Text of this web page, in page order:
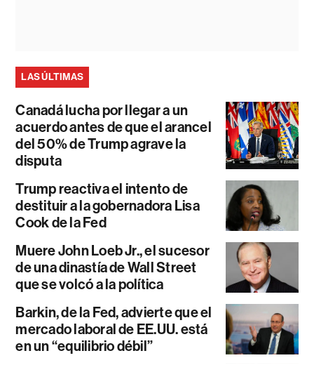
LAS ÚLTIMAS
Canadá lucha por llegar a un
acuerdo antes de que el arancel
del 50% de Trump agrave la
disputa
Trump reactiva el intento de
destituir a la gobernadora Lisa
Cook de la Fed
Muere John Loeb Jr., el sucesor
de una dinastía de Wall Street
que se volcó a la política
Barkin, de la Fed, advierte que el
mercado laboral de EE.UU. está
en un “equilibrio débil”